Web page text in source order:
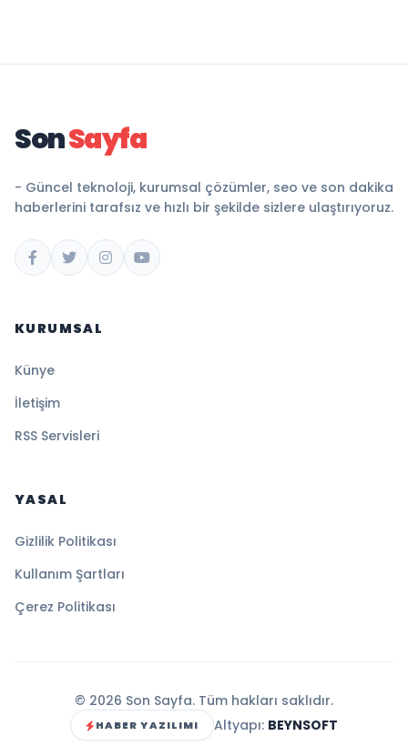
SonSayfa
- Güncel teknoloji, kurumsal çözümler, seo ve son dakika
haberlerini tarafsız ve hızlı bir şekilde sizlere ulaştırıyoruz.
KURUMSAL
Künye
İletişim
RSS Servisleri
YASAL
Gizlilik Politikası
Kullanım Şartları
Çerez Politikası
© 2026 Son Sayfa. Tüm hakları saklıdır.
HABER YAZILIMI Altyapı: BEYNSOFT